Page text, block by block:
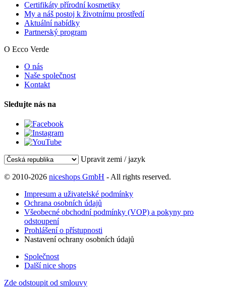
Certifikáty přírodní kosmetiky
My a náš postoj k životnímu prostředí
Aktuální nabídky
Partnerský program
O Ecco Verde
O nás
Naše společnost
Kontakt
Sledujte nás na
Upravit zemi / jazyk
© 2010-2026 niceshops GmbH - All rights reserved.
Impresum a uživatelské podmínky
Ochrana osobních údajů
Všeobecné obchodní podmínky (VOP) a pokyny pro
odstoupení
Prohlášení o přístupnosti
Nastavení ochrany osobních údajů
Společnost
Další nice shops
Zde odstoupit od smlouvy